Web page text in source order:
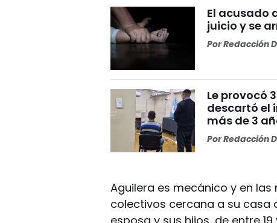
El acusado
juicio y se
PorRedacción
Le provocó
descartó el
más de 3
PorRedacción
Aguilera es mecánico y en
colectivos cercana a su casa
esposa y sus hijos, de entre